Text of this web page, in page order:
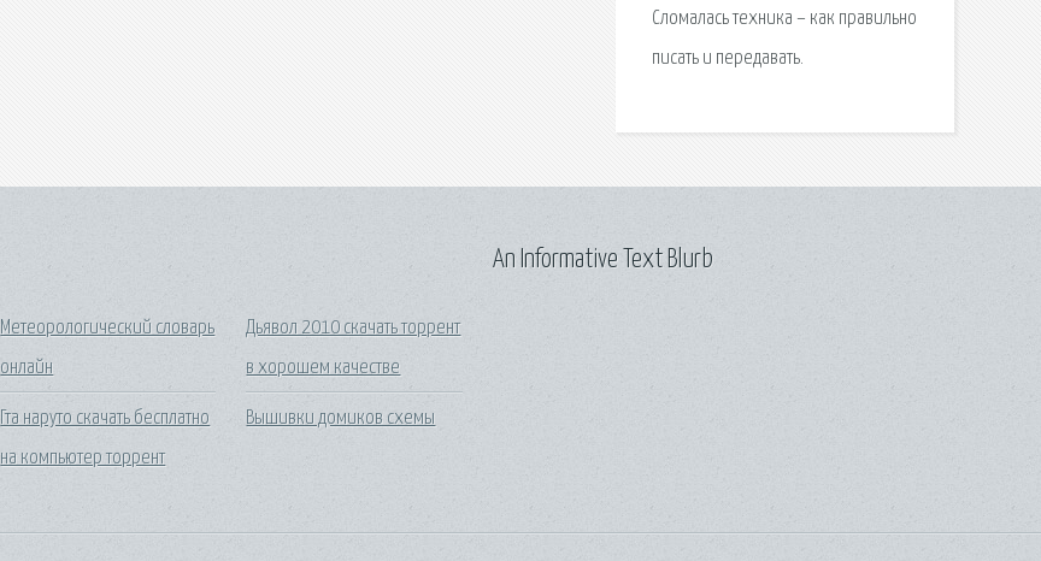
Сломалась техника – как правильно
писать и передавать.
Метеорологический словарь
онлайн
Гта наруто скачать бесплатно
на компьютер торрент
Дьявол 2010 скачать торрент
в хорошем качестве
Вышивки домиков схемы
An Informative Text Blurb